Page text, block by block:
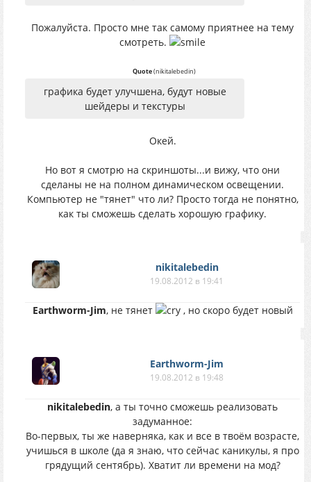
Пожалуйста. Просто мне так самому приятнее на тему
смотреть.
Quote(nikitalebedin)
графика будет улучшена, будут новые
шейдеры и текстуры
Окей.
Но вот я смотрю на скриншоты...и вижу, что они
сделаны не на полном динамическом освещении.
Компьютер не "тянет" что ли? Просто тогда не понятно,
как ты сможешь сделать хорошую графику.
nikitalebedin
19.08.2012 в 19:41
Earthworm-Jim, не тянет , но скоро будет новый
Earthworm-Jim
19.08.2012 в 19:48
nikitalebedin, а ты точно сможешь реализовать
задуманное:
Во-первых, ты же наверняка, как и все в твоём возрасте,
учишься в школе (да я знаю, что сейчас каникулы, я про
грядущий сентябрь). Хватит ли времени на мод?